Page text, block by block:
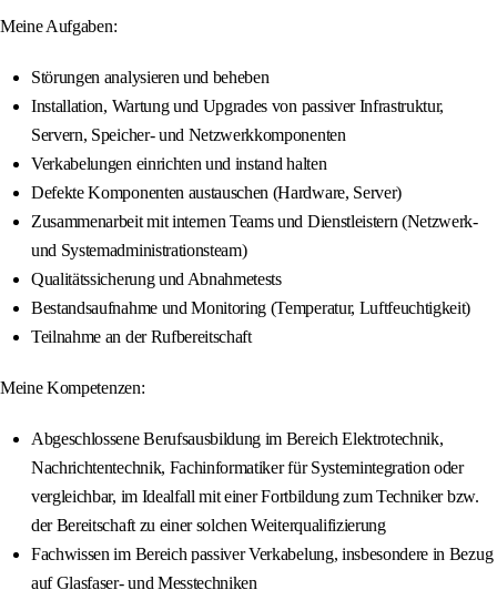
Meine Aufgaben:
Störungen analysieren und beheben
Installation, Wartung und Upgrades von passiver Infrastruktur,
Servern, Speicher- und Netzwerkkomponenten
Verkabelungen einrichten und instand halten
Defekte Komponenten austauschen (Hardware, Server)
Zusammenarbeit mit internen Teams und Dienstleistern (Netzwerk-
und Systemadministrationsteam)
Qualitätssicherung und Abnahmetests
Bestandsaufnahme und Monitoring (Temperatur, Luftfeuchtigkeit)
Teilnahme an der Rufbereitschaft
Meine Kompetenzen:
Abgeschlossene Berufsausbildung im Bereich Elektrotechnik,
Nachrichtentechnik, Fachinformatiker für Systemintegration oder
vergleichbar, im Idealfall mit einer Fortbildung zum Techniker bzw.
der Bereitschaft zu einer solchen Weiterqualifizierung
Fachwissen im Bereich passiver Verkabelung, insbesondere in Bezug
auf Glasfaser- und Messtechniken